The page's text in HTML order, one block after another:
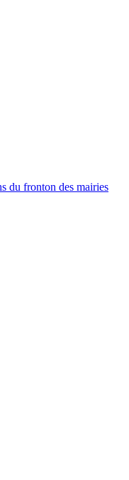
du fronton des mairies